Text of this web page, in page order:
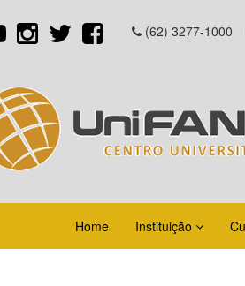
(62) 3277-1000
Home Instituição